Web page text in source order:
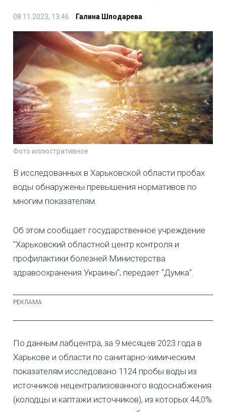
08.11.2023, 13:46 Галина Шподарева
Фото иллюстративное
В исследованных в Харьковской области пробах
воды обнаружены превышения нормативов по
многим показателям.
Об этом сообщает государственное учреждение
"Харьковский областной центр контроля и
профилактики болезней Министерства
здравоохранения Украины", передает "Думка".
По данным лабцентра, за 9 месяцев 2023 года в
Харькове и области по санитарно-химическим
показателям исследовано 1124 пробы воды из
источников нецентрализованного водоснабжения
(колодцы и каптажи источников), из которых 44,0%